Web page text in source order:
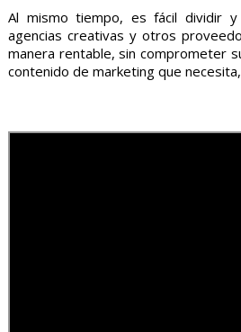
Al mismo tiempo, es fácil dividir
agencias creativas y otros
manera rentable, sin comprometer
contenido de marketing que